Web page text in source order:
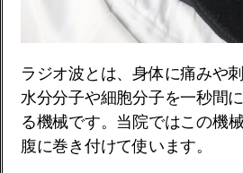
ラジオ波とは、身体に痛みや
水分分子や細胞分子を一秒間
る機械です。 当院ではこの機
腹に巻き付けて使います。